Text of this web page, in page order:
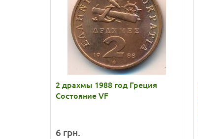
2 драхмы 1988 год Греция
Состояние VF
6 грн.